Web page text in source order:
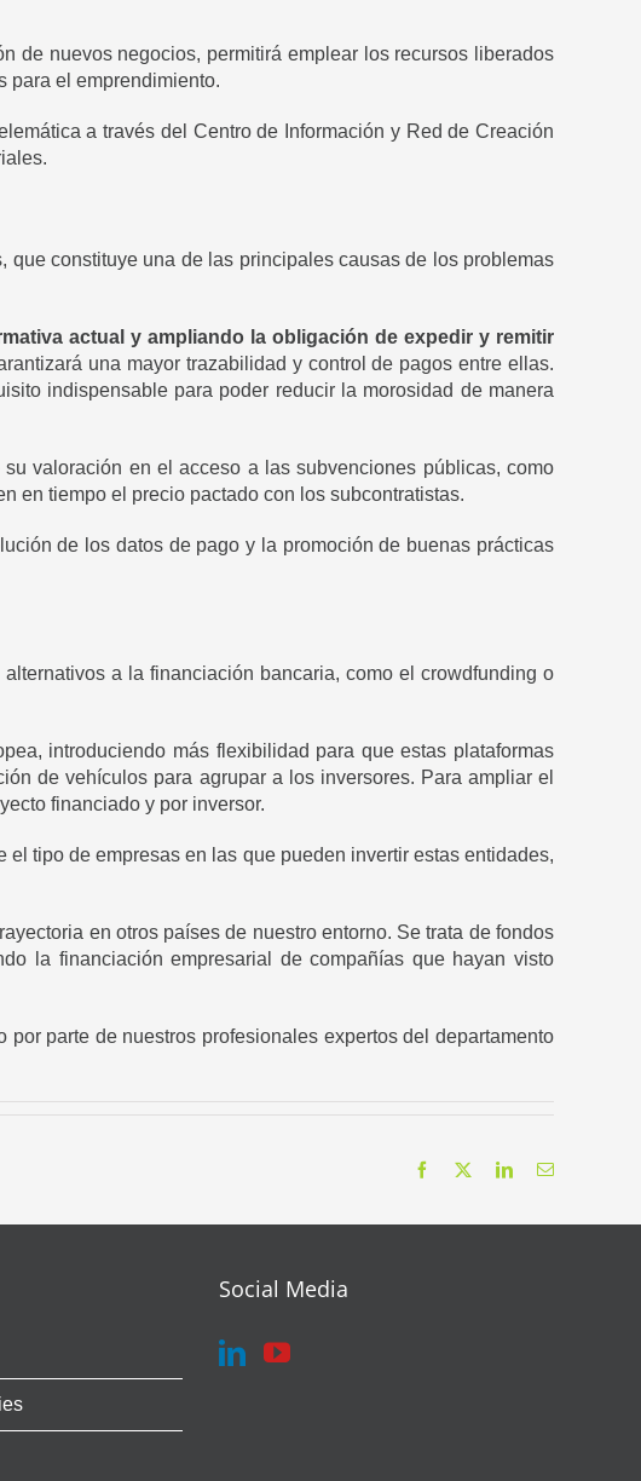
de nuevos negocios, permitirá emplear los recursos liberados
para el emprendimiento.
a través del Centro de Información y Red de Creación
constituye una de las principales causas de los problemas
actual y ampliando la obligación de expedir y remitir
una mayor trazabilidad y control de pagos entre ellas.
indispensable para poder reducir la morosidad de manera
valoración en el acceso a las subvenciones públicas, como
en tiempo el precio pactado con los subcontratistas.
de los datos de pago y la promoción de buenas prácticas
a la financiación bancaria, como el crowdfunding o
introduciendo más flexibilidad para que estas plataformas
de vehículos para agrupar a los inversores. Para ampliar el
financiado y por inversor.
tipo de empresas en las que pueden invertir estas entidades,
en otros países de nuestro entorno. Se trata de fondos
la financiación empresarial de compañías que hayan visto
parte de nuestros profesionales expertos del departamento
Facebook LinkedInCorreo
Social Media